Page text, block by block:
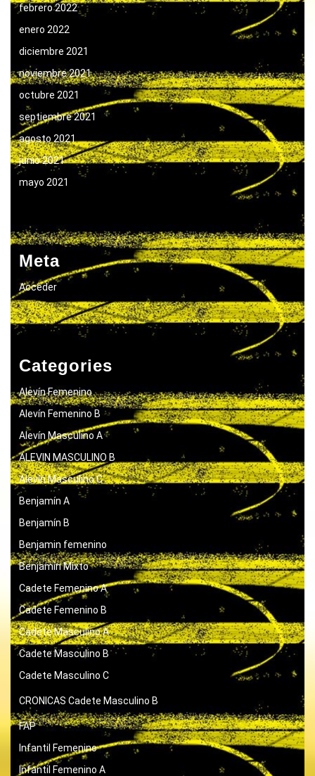
febrero 2022
enero 2022
diciembre 2021
noviembre 2021
octubre 2021
septiembre 2021
agosto 2021
junio 2021
mayo 2021
Meta
Acceder
Categories
Alevín Femenino
Alevín Femenino B
Alevín Masculino A
ALEVIN MASCULINO B
Alevín Masculino C
Benjamín A
Benjamín B
Benjamin femenino
Benjamín Mixto
Cadete Femenino A
Cadete Femenino B
Cadete Masculino A
Cadete Masculino B
Cadete Masculino C
CRONICAS Cadete Masculino B
FAP
Infantil Femenino
Infantil Femenino A